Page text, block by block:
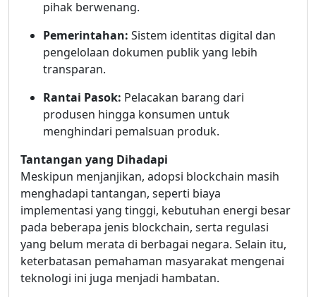
pihak berwenang.
Pemerintahan: Sistem identitas digital dan
pengelolaan dokumen publik yang lebih
transparan.
Rantai Pasok: Pelacakan barang dari
produsen hingga konsumen untuk
menghindari pemalsuan produk.
Tantangan yang Dihadapi
Meskipun menjanjikan, adopsi blockchain masih
menghadapi tantangan, seperti biaya
implementasi yang tinggi, kebutuhan energi besar
pada beberapa jenis blockchain, serta regulasi
yang belum merata di berbagai negara. Selain itu,
keterbatasan pemahaman masyarakat mengenai
teknologi ini juga menjadi hambatan.